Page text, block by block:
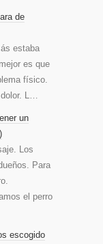
de
estaba
es que
físico.
L…
un
Los
Para
el perro
escogido